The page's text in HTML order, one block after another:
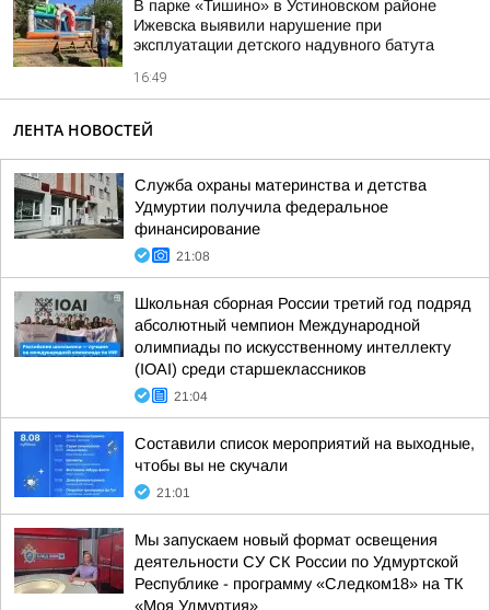
В парке «Тишино» в Устиновском районе
Ижевска выявили нарушение при
эксплуатации детского надувного батута
16:49
ЛЕНТА НОВОСТЕЙ
Служба охраны материнства и детства
Удмуртии получила федеральное
финансирование
21:08
Школьная сборная России третий год подряд
абсолютный чемпион Международной
олимпиады по искусственному интеллекту
(IOAI) среди старшеклассников
21:04
Составили список мероприятий на выходные,
чтобы вы не скучали
21:01
Мы запускаем новый формат освещения
деятельности СУ СК России по Удмуртской
Республике - программу «Следком18» на ТК
«Моя Удмуртия»